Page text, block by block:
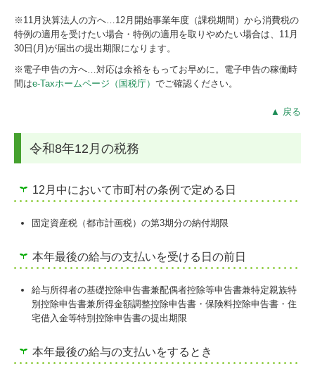
※11月決算法人の方へ…12月開始事業年度（課税期間）から消費税の
特例の適用を受けたい場合・特例の適用を取りやめたい場合は、11月
30日(月)が届出の提出期限になります。
※電子申告の方へ…対応は余裕をもってお早めに。電子申告の稼働時
間はe-Taxホームページ（国税庁） でご確認ください。
▲ 戻る
令和8年12月の税務
12月中において市町村の条例で定める日
固定資産税（都市計画税）の第3期分の納付期限
本年最後の給与の支払いを受ける日の前日
給与所得者の基礎控除申告書兼配偶者控除等申告書兼特定親族特
別控除申告書兼所得金額調整控除申告書・保険料控除申告書・住
宅借入金等特別控除申告書の提出期限
本年最後の給与の支払いをするとき